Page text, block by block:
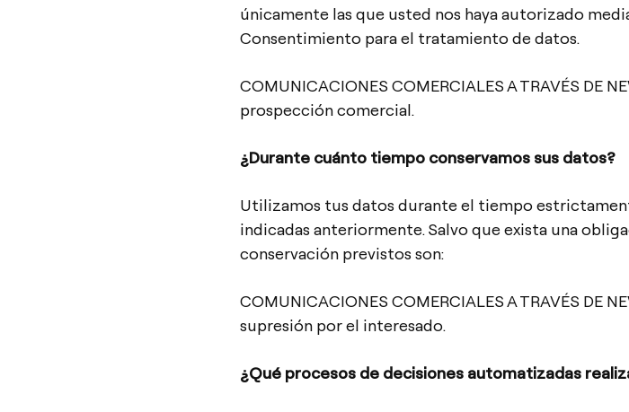
únicamente las que usted nos haya autorizado
Consentimiento para el tratamiento de datos.
COMUNICACIONES COMERCIALES A TRAVÉS DE
prospección comercial.
¿Durante cuánto tiempo conservamos sus datos?
Utilizamos tus datos durante el tiempo
indicadas anteriormente. Salvo que exista una
conservación previstos son:
COMUNICACIONES COMERCIALES A TRAVÉS DE
supresión por el interesado.
¿Qué procesos de decisiones automatizadas